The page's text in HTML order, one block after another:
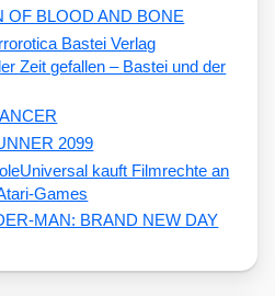
OF BLOOD AND BONE
Zeit gefallen – Bastei und der
2099
Universal kauft Filmrechte an
Games
MAN: BRAND NEW DAY